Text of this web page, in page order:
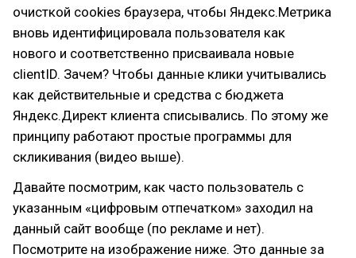
очисткой cookies браузера, чтобы Яндекс.Метрика
вновь идентифицировала пользователя как
нового и соответственно присваивала новые
clientID. Зачем? Чтобы данные клики учитывались
как действительные и средства с бюджета
Яндекс.Директ клиента списывались. По этому же
принципу работают простые программы для
скликивания (видео выше).
Давайте посмотрим, как часто пользователь с
указанным «цифровым отпечатком» заходил на
данный сайт вообще (по рекламе и нет).
Посмотрите на изображение ниже. Это данные за